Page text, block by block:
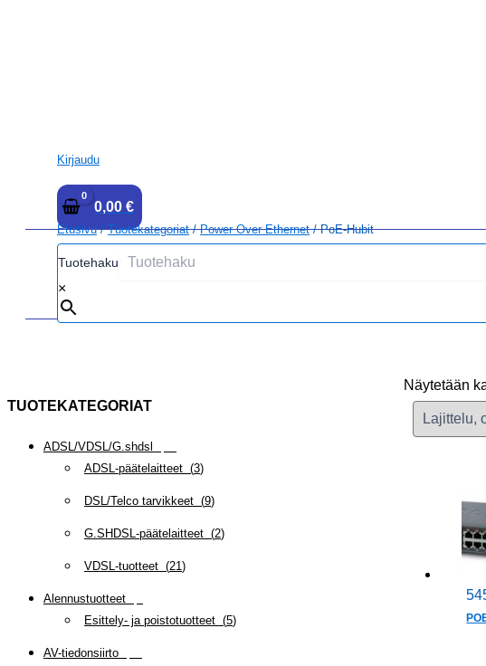
Kirjaudu
0,00€
Etusivu/Tuotekategoriat/Power Over Ethernet/ PoE-Hubit
Tuotehaku
×
TUOTEKATEGORIAT
ADSL/VDSL/G.shdsl
ADSL-päätelaitteet (3)
DSL/Telco tarvikkeet (9)
G.SHDSL-päätelaitteet (2)
VDSL-tuotteet (21)
Alennustuotteet
Esittely- ja poistotuotteet (5)
AV-tiedonsiirto
Näytetään